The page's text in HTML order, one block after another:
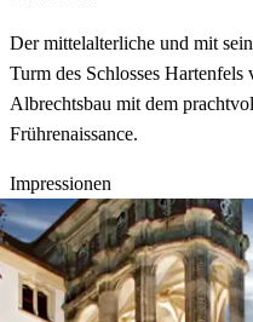
Der mittelalterliche und mit
Turm des Schlosses Hartenfels
Albrechtsbau mit dem
Frührenaissance.
Impressionen